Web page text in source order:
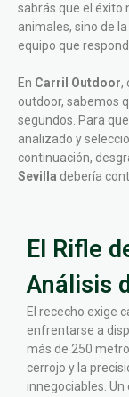
sabrás que el éxito
animales, sino de
equipo que
En Carril Outdoor,
outdoor, sabemos
segundos. Para
analizado y
continuación,
Sevilla debería
El Rifle
Análisis
El rececho exige
enfrentarse a
más de 250
cerrojo y la
innegociables. Un